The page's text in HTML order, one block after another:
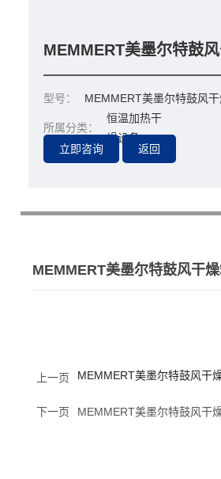
MEMMERT美墨尔特鼓
型号： MEMMERT美墨尔特鼓风
所属分类：
恒温加热干
燥设备
MEMMERT美墨尔特鼓风干
上一页 MEMMERT美墨尔特鼓风干
下一页 MEMMERT美墨尔特鼓风干